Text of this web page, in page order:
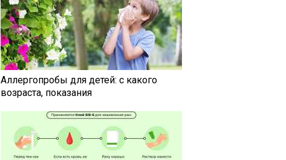
Аллергопробы для детей: с какого
возраста, показания